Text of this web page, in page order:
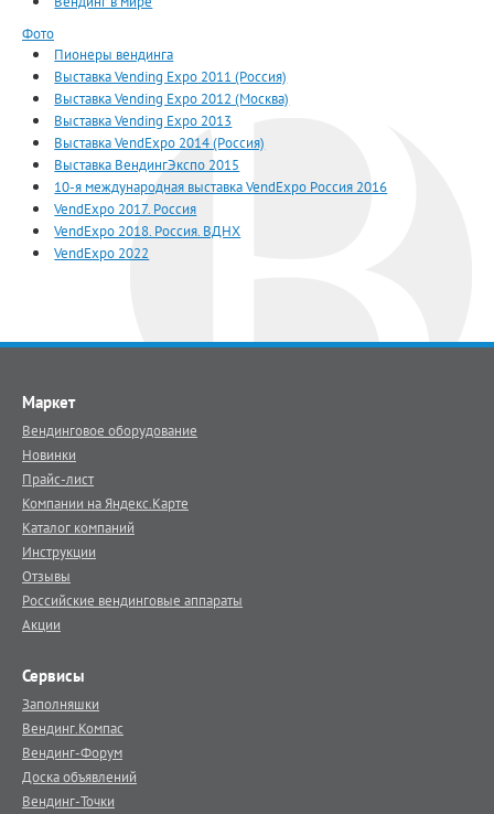
Фото
Пионеры вендинга
Выставка Vending Expo 2011 (Россия)
Выставка Vending Expo 2012 (Москва)
Выставка Vending Expo 2013
Выставка VendExpo 2014 (Россия)
Выставка ВендингЭкспо 2015
10-я международная выставка VendExpo Россия 2016
VendExpo 2017. Россия
VendExpo 2018. Россия. ВДНХ
VendExpo 2022
Маркет
Вендинговое оборудование
Новинки
Прайс-лист
Компании на Яндекс.Карте
Каталог компаний
Инструкции
Отзывы
Российские вендинговые аппараты
Акции
Сервисы
Заполняшки
Вендинг.Компас
Вендинг-Форум
Доска объявлений
Вендинг-Точки